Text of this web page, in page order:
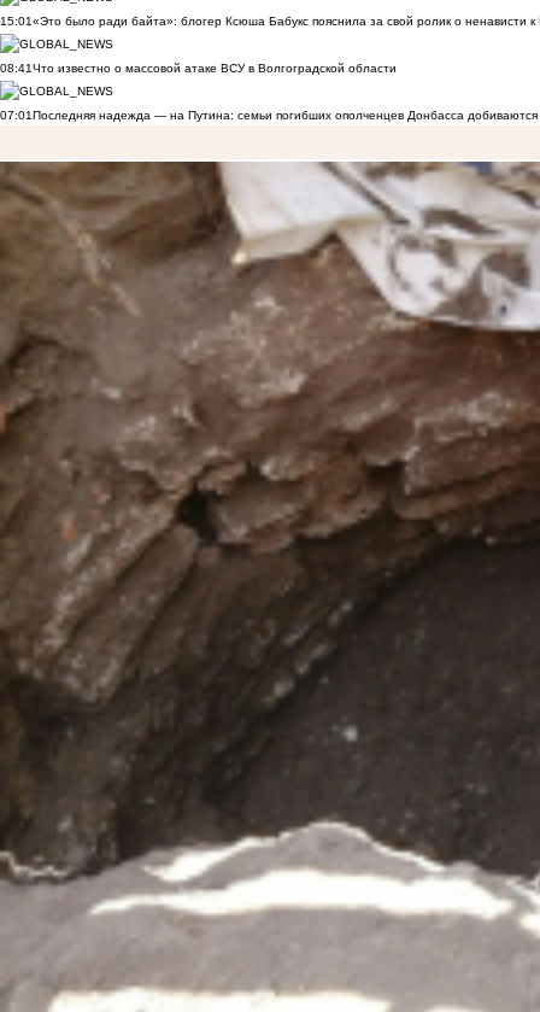
15:01«Это было ради байта»: блогер Ксюша Бабукс пояснила за свой ролик о ненависти
08:41Что известно о массовой атаке ВСУ в Волгоградской области
07:01Последняя надежда — на Путина: семьи погибших ополченцев Донбасса добиваются